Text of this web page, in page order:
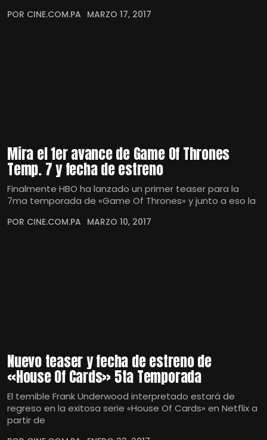
POR CINE.COM.PA MARZO 17, 2017
Mira el 1er avance de Game Of Thrones
Temp. 7 y fecha de estreno
Finalmente HBO ha lanzado un primer teaser para la
7ma temporada de «Game Of Thrones» y junto a eso la
POR CINE.COM.PA MARZO 10, 2017
Nuevo teaser y fecha de estreno de
«House Of Cards» 5ta Temporada
El temible Frank Underwood interpretado estará de
regreso en la exitosa serie «House Of Cards» en Netflix a
partir de